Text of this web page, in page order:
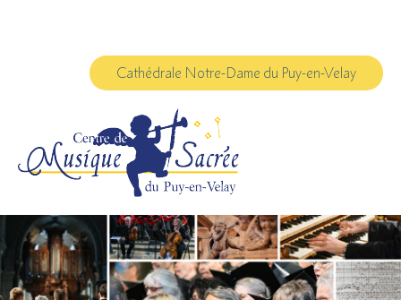
Cathédrale Notre-Dame du Puy-en-Velay